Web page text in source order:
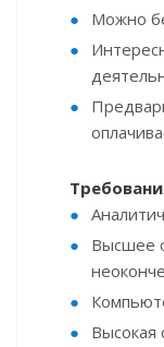
Можно
Высшее
Высокая